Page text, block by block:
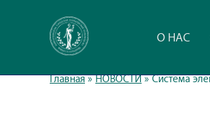
О НАС
Главная»НОВОСТИ»Система